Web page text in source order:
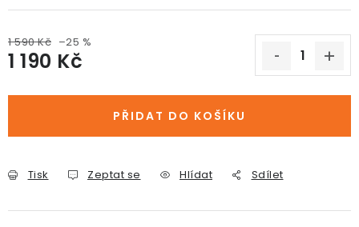
1 590 Kč –25 %
1 190 Kč
PŘIDAT DO KOŠÍKU
Tisk Zeptat se Hlídat Sdílet